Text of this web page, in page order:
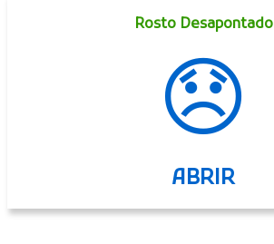
Rosto Desapontado
😞
ABRIR